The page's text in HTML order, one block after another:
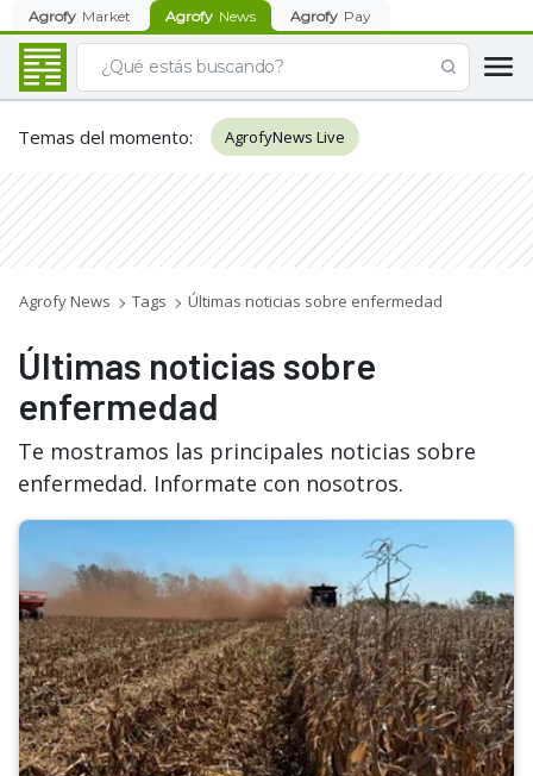
Agrofy Market Agrofy News Agrofy Pay
Temas del momento: AgrofyNews Live
Agrofy News Tags Últimas noticias sobre enfermedad
Últimas noticias sobre
enfermedad
Te mostramos las principales noticias sobre
enfermedad. Informate con nosotros.